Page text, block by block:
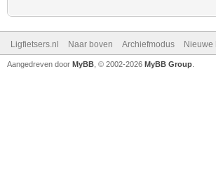
Ligfietsers.nl Naar boven Archiefmodus Nieuwe
Aangedreven door MyBB , © 2002-2026 MyBB Group